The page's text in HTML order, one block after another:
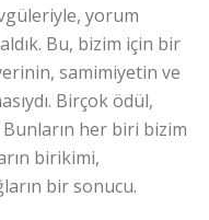
yorum
Bu, bizim için bir
samimiyetin ve
Birçok ödül,
her biri bizim
birikimi,
bir sonucu.